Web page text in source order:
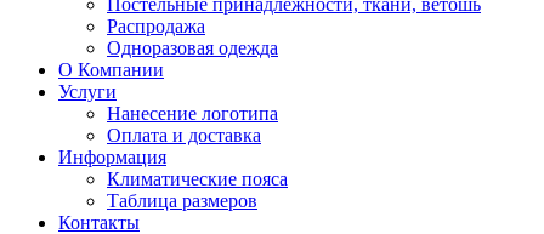
Постельные принадлежности, ткани, ветошь
Распродажа
Одноразовая одежда
О Компании
Услуги
Нанесение логотипа
Оплата и доставка
Информация
Климатические пояса
Таблица размеров
Контакты